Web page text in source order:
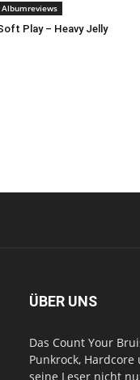
Albumreviews
Play – Heavy Jelly
ÜBER UNS
Das Count Your
Punkrock,
seine Leser nicht